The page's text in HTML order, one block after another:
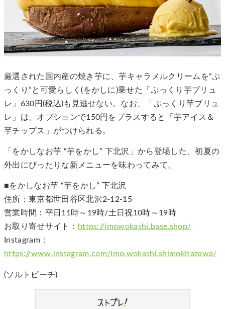
厳選された国内産の焼き芋に、芋キャラメルクリームを“ぷ
っくり”と可愛らしく(をかしに)乗せた「ぷっくり芋ブリュ
レ」630円(税込)も見逃せない。なお、「ぷっくり芋ブリュ
レ」は、オプションで150円をプラスすると「芋アイス＆
芋チップス」がつけられる。
「をかしなお芋 “芋をかし” 下北沢」から登場した、初夏の
外出にぴったりな新メニューを味わってみて。
■をかしなお芋 “芋をかし” 下北沢
住所：東京都世田谷区北沢2-12-15
営業時間：平日11時～19時/土日祝10時～19時
お取り寄せサイト： https://imowokashi.base.shop/
Instagram：
https://www.instagram.com/imo.wokashi.shimokitazawa/
(ソルトピーチ)